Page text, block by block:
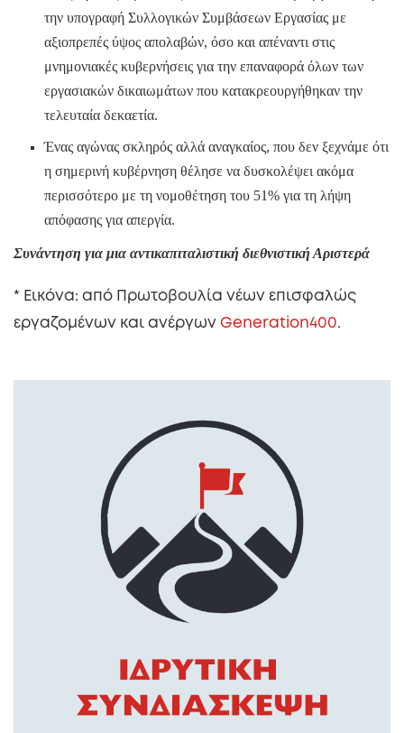
την υπογραφή Συλλογικών Συμβάσεων Εργασίας με
αξιοπρεπές ύψος απολαβών, όσο και απέναντι στις
μνημονιακές κυβερνήσεις για την επαναφορά όλων των
εργασιακών δικαιωμάτων που κατακρεουργήθηκαν την
τελευταία δεκαετία.
Ένας αγώνας σκληρός αλλά αναγκαίος, που δεν ξεχνάμε ότι
η σημερινή κυβέρνηση θέλησε να δυσκολέψει ακόμα
περισσότερο με τη νομοθέτηση του 51% για τη λήψη
απόφασης για απεργία.
Συνάντηση για μια αντικαπιταλιστική διεθνιστική Αριστερά
* Εικόνα: από Πρωτοβουλία νέων επισφαλώς
εργαζομένων και ανέργων Generation400.